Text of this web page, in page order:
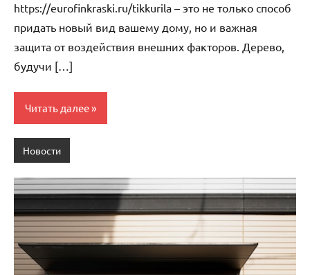
https://eurofinkraski.ru/tikkurila – это не только способ
придать новый вид вашему дому, но и важная
защита от воздействия внешних факторов. Дерево,
будучи […]
Читать далее
Новости